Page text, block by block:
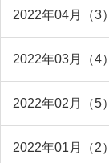
2022年04月（3）
2022年03月（4）
2022年02月（5）
2022年01月（2）